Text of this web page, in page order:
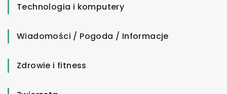
Technologia i komputery
Wiadomości / Pogoda / Informacje
Zdrowie i fitness